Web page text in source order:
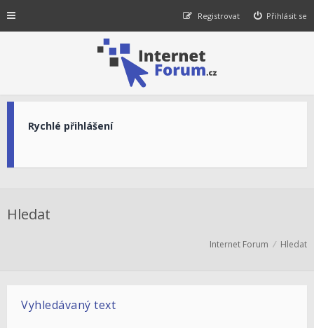
Přihlásit se
Registrovat
Rychlé přihlášení
Hledat
Internet Forum Hledat
Vyhledávaný text